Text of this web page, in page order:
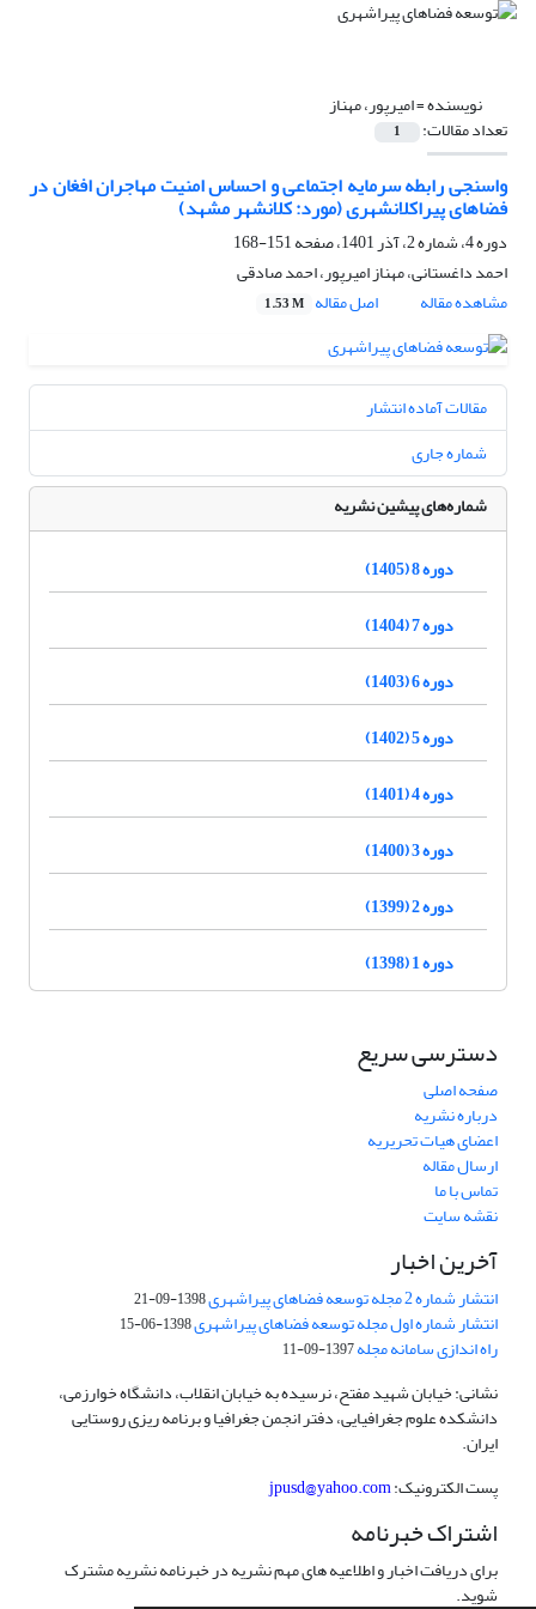
نویسنده =امیرپور، مهناز
تعداد مقالات: 1
واسنجی رابطه سرمایه اجتماعی و احساس امنیت مهاجران افغان در
فضاهای پیراکلانشهری (مورد: کلانشهر مشهد)
دوره 4، شماره 2، آذر 1401، صفحه
151-168
احمد داغستانی، مهناز امیرپور، احمد صادقی
مشاهده مقاله
اصل مقاله 1.53 M
مقالات آماده انتشار
شماره جاری
شماره‌های پیشین نشریه
دوره 8 (1405)
دوره 7 (1404)
دوره 6 (1403)
دوره 5 (1402)
دوره 4 (1401)
دوره 3 (1400)
دوره 2 (1399)
دوره 1 (1398)
دسترسی سریع
صفحه اصلی
درباره نشریه
اعضای هیات تحریریه
ارسال مقاله
تماس با ما
نقشه سایت
آخرین اخبار
انتشار شماره 2 مجله توسعه فضاهای پیراشهری 1398-09-21
انتشار شماره اول مجله توسعه فضاهای پیراشهری1398-06-15
راه اندازی سامانه مجله1397-09-11
نشانی: خیابان شهید مفتح، نرسیده به خیابان انقلاب، دانشگاه خوارزمی،
دانشکده علوم جغرافیایی، دفتر انجمن جغرافیا و برنامه ریزی روستایی
ایران.
پست الکترونیک:jpusd@yahoo.com
اشتراک خبرنامه
برای دریافت اخبار و اطلاعیه های مهم نشریه در خبرنامه نشریه مشترک
شوید.